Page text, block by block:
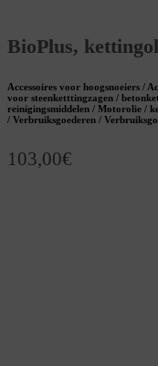
BioPlus,
Accessoires voor hoogsnoeiers /
voor steenketttingzagen /
reinigingsmiddelen / Motorolie /
/ Verbruiksgoederen /
103,00€